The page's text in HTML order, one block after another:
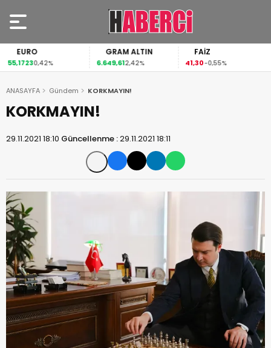
EURO
55,17230,42%
GRAM ALTIN
6.649,612,42%
FAİZ
41,30-0,55%
ANASAYFA Gündem KORKMAYIN!
KORKMAYIN!
29.11.2021 18:10 Güncellenme :29.11.2021 18:11